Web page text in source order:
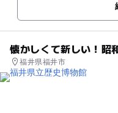
懐かしくて新しい！昭
福井県福井市